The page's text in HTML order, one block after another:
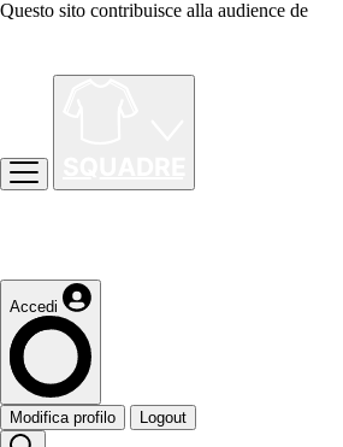
Questo sito contribuisce alla audience de
Accedi
Modifica profilo Logout